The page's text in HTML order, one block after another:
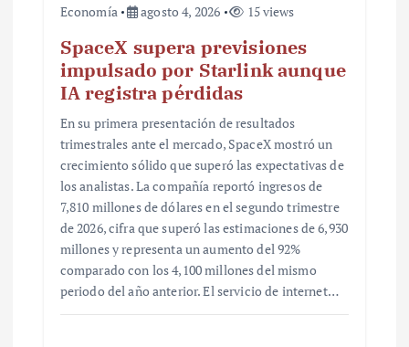
Economía agosto 4, 2026 15 views
SpaceX supera previsiones
impulsado por Starlink aunque
IA registra pérdidas
En su primera presentación de resultados
trimestrales ante el mercado, SpaceX mostró un
crecimiento sólido que superó las expectativas de
los analistas. La compañía reportó ingresos de
7,810 millones de dólares en el segundo trimestre
de 2026, cifra que superó las estimaciones de 6,930
millones y representa un aumento del 92%
comparado con los 4,100 millones del mismo
periodo del año anterior. El servicio de internet…